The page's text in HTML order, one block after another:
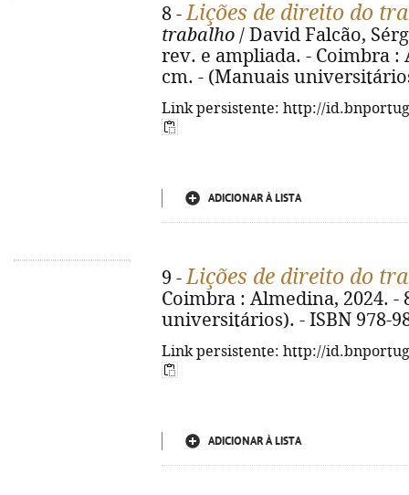
8 -Lições de direito do
trabalho / David Falcão,
rev. e ampliada. - Coimbra :
cm. - (Manuais
Link persistente: http://
ADICIONAR À LISTA
9 -Lições de direito do
Coimbra : Almedina, 2024. -
universitários). - ISBN 978-
Link persistente: http://
ADICIONAR À LISTA